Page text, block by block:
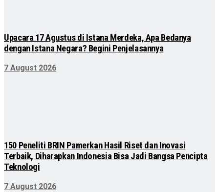
Upacara 17 Agustus di Istana Merdeka, Apa Bedanya
dengan Istana Negara? Begini Penjelasannya
7 August 2026
150 Peneliti BRIN Pamerkan Hasil Riset dan Inovasi
Terbaik, Diharapkan Indonesia Bisa Jadi Bangsa Pencipta
Teknologi
7 August 2026